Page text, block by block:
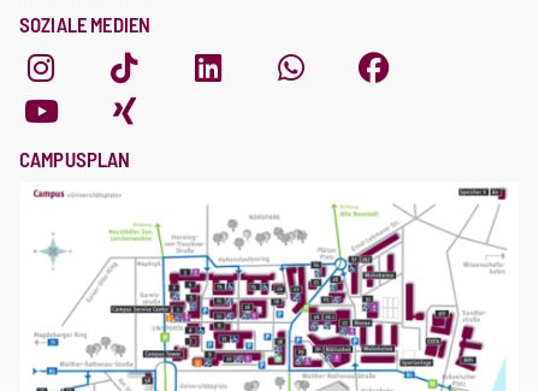
SOZIALE MEDIEN
CAMPUSPLAN